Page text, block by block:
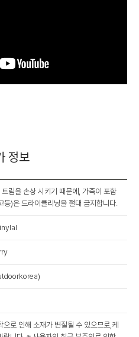
정보
림을 손상 시키기 때문에, 가죽이 포함
등)은 드라이클리닝을 절대 금지합니다.
으로 인해 소재가 변질될 수 있으므로,케